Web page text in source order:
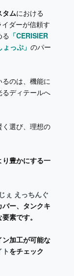
タムにおける
ダーが信頼す
る 「CERISIER
っぷ」 のパー
のは、機能に
ディテールへ
く選び、理想の
豊かにする一
ぇ えっちんぐ
ー、タンクキ
素です。
加工が可能な
をチェック